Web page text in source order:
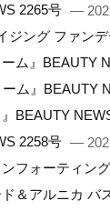
2265号 —
ジング ファン
ム』BEAUTY
ム』BEAUTY
BEAUTY
2258号 —
フォーティン
＆アルニカ